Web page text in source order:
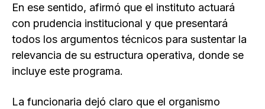
En ese sentido, afirmó que el instituto actuará
con prudencia institucional y que presentará
todos los argumentos técnicos para sustentar la
relevancia de su estructura operativa, donde se
incluye este programa.
La funcionaria dejó claro que el organismo